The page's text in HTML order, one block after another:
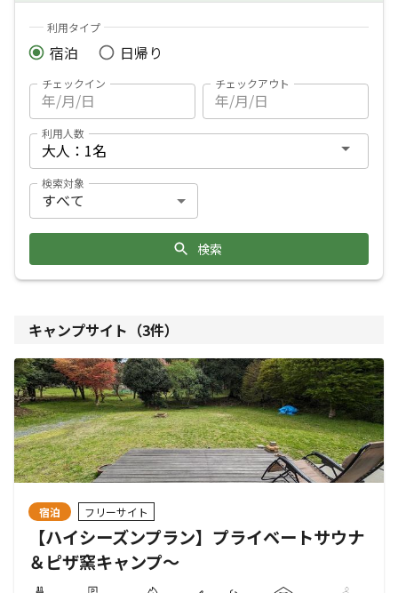
利用タイプ
宿泊 日帰り
チェックイン チェックアウト
利用人数
検索対象
検索
キャンプサイト（3件）
宿泊 フリーサイト
【ハイシーズンプラン】プライベートサウナ
＆ピザ窯キャンプ～